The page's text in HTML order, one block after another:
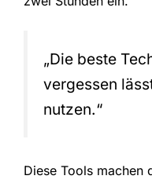
„Die beste
vergessen
nutzen.“
Diese Tools machen